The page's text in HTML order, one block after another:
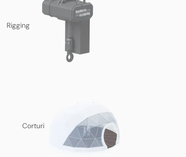
Rigging
Corturi